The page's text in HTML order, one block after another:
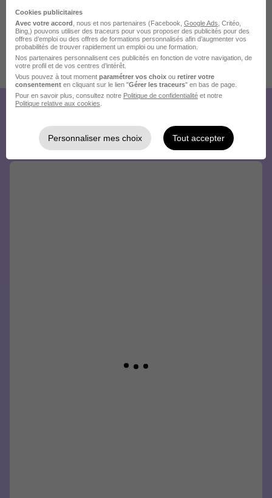
16 de plus
Publiée le 05/08/2026 - Réf : J0526-0122
envoyez votre candidature !
Cookies publicitaires
Avec votre accord , nous et nos partenaires (Facebook, Google Ads , Critéo,
Bing,) pouvons utiliser des traceurs pour vous proposer des publicités pour des
offres d’emploi ou des offres de formations personnalisés afin d’augmenter vos
probabilités de trouver rapidement un emploi ou une formation.
Nos partenaires personnalisent ces publicités en fonction de votre navigation, de
votre profil et de vos centres d’intérêt.
Vous pouvez à tout moment paramétrer vos choix ou retirer votre
consentement en cliquant sur le lien "Gérer les traceurs" en bas de page.
Pour en savoir plus, consultez notre Politique de confidentialité et notre
Politique relative aux cookies
Personnaliser mes choix Tout accepter